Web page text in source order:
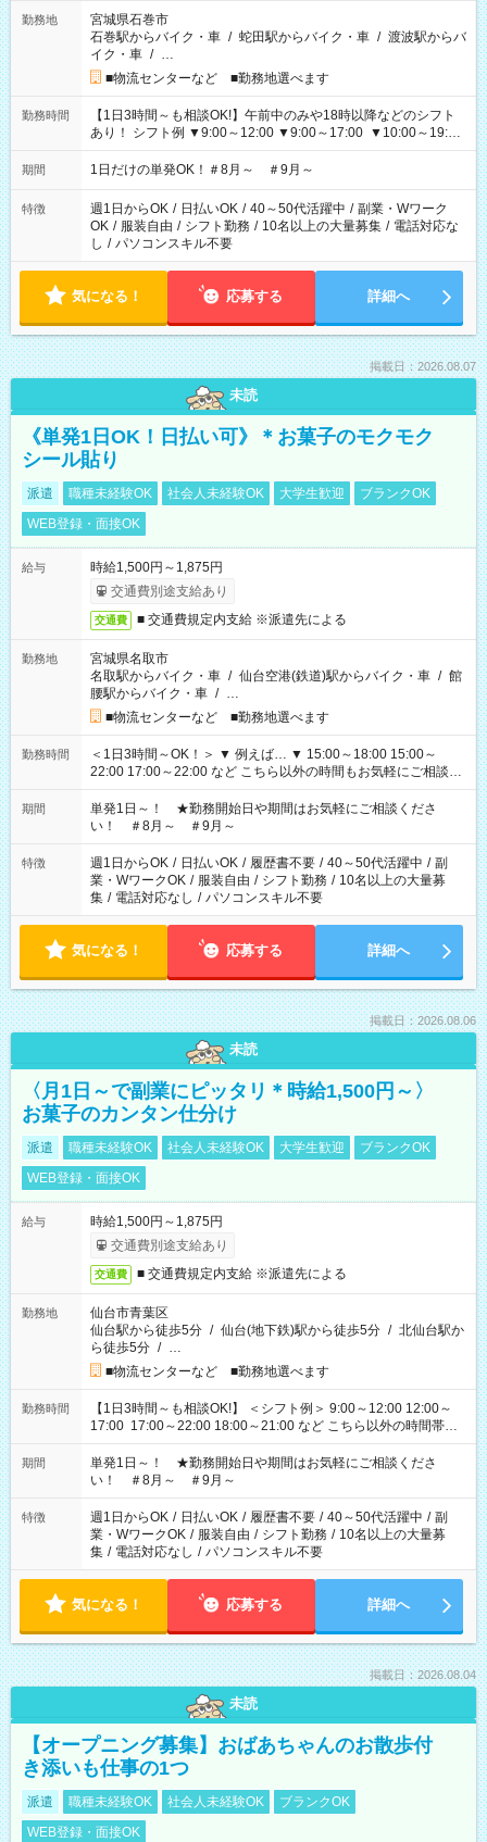
勤務地
宮城県石巻市
石巻駅からバイク・車 / 蛇田駅からバイク・車 / 渡波駅からバ
イク・車 / …
■物流センターなど ■勤務地選べます
勤務時間
【1日3時間～も相談OK!】午前中のみや18時以降などのシフト
あり！ シフト例 ▼9:00～12:00 ▼9:00～17:00 ▼10:00～19:00
▼18:00～21:00
期間 1日だけの単発OK！＃8月～ ＃9月～
特徴 週1日からOK / 日払いOK / 40～50代活躍中 / 副業・Wワーク
OK / 服装自由 / シフト勤務 / 10名以上の大量募集 / 電話対応な
し / パソコンスキル不要
気になる！ 応募する 詳細へ
掲載日：2026.08.07
未読
《単発1日OK！日払い可》＊お菓子のモクモク
シール貼り
派遣 職種未経験OK 社会人未経験OK 大学生歓迎
ブランクOK
WEB登録・面接OK
給与
時給1,500円～1,875円
交通費別途支給あり
交通費 ■ 交通費規定内支給 ※派遣先による
勤務地
宮城県名取市
名取駅からバイク・車 / 仙台空港(鉄道)駅からバイク・車 / 館
腰駅からバイク・車 / …
■物流センターなど ■勤務地選べます
勤務時間
＜1日3時間～OK！＞ ▼ 例えば… ▼ 15:00～18:00 15:00～
22:00 17:00～22:00 など こちら以外の時間もお気軽にご相談く
ださい！
期間
単発1日～！ ★勤務開始日や期間はお気軽にご相談くださ
い！ ＃8月～ ＃9月～
特徴 週1日からOK / 日払いOK / 履歴書不要 / 40～50代活躍中 / 副
業・WワークOK / 服装自由 / シフト勤務 / 10名以上の大量募
集 / 電話対応なし / パソコンスキル不要
気になる！ 応募する 詳細へ
掲載日：2026.08.06
未読
〈月1日～で副業にピッタリ＊時給1,500円～〉
お菓子のカンタン仕分け
派遣 職種未経験OK 社会人未経験OK 大学生歓迎
ブランクOK
WEB登録・面接OK
給与
時給1,500円～1,875円
交通費別途支給あり
交通費 ■ 交通費規定内支給 ※派遣先による
勤務地
仙台市青葉区
仙台駅から徒歩5分 / 仙台(地下鉄)駅から徒歩5分 / 北仙台駅か
ら徒歩5分 / …
■物流センターなど ■勤務地選べます
勤務時間
【1日3時間～も相談OK!】 ＜シフト例＞ 9:00～12:00 12:00～
17:00 17:00～22:00 18:00～21:00 など こちら以外の時間帯も
お気軽にご相談ください！
期間
単発1日～！ ★勤務開始日や期間はお気軽にご相談くださ
い！ ＃8月～ ＃9月～
特徴 週1日からOK / 日払いOK / 履歴書不要 / 40～50代活躍中 / 副
業・WワークOK / 服装自由 / シフト勤務 / 10名以上の大量募
集 / 電話対応なし / パソコンスキル不要
気になる！ 応募する 詳細へ
掲載日：2026.08.04
未読
【オープニング募集】おばあちゃんのお散歩付
き添いも仕事の1つ
派遣 職種未経験OK 社会人未経験OK
ブランクOK
WEB登録・面接OK